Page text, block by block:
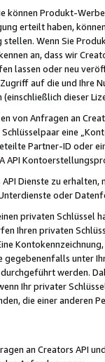
Produkt-
erteilt haben,
stellen. Wenn Sie
an, dass wir
lassen oder neu
auf die und Ihre
dieser
von Anfragen an
eine
Partner-ID oder
API
Dienste zu
oder
privaten
Ihren privaten
unter
werden.
Ihr privater
die einer anderen
an Creators API